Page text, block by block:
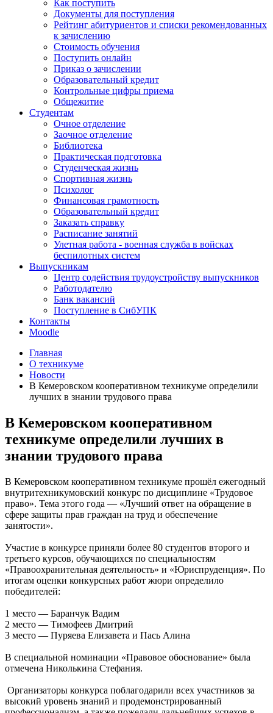
Как поступить
Документы для поступления
Рейтинг абитуриентов и списки рекомендованных
к зачислению
Стоимость обучения
Поступить онлайн
Приказ о зачислении
Образовательный кредит
Контрольные цифры приема
Общежитие
Студентам
Очное отделение
Заочное отделение
Библиотека
Практическая подготовка
Студенческая жизнь
Спортивная жизнь
Психолог
Финансовая грамотность
Образовательный кредит
Заказать справку
Расписание занятий
Улетная работа - военная служба в войсках
беспилотных систем
Выпускникам
Центр содействия трудоустройству выпускников
Работодателю
Банк вакансий
Поступление в СибУПК
Контакты
Moodle
Главная
О техникуме
Новости
В Кемеровском кооперативном техникуме определили
лучших в знании трудового права
В Кемеровском кооперативном
техникуме определили лучших в
знании трудового права
В Кемеровском кооперативном техникуме прошёл ежегодный
внутритехникумовский конкурс по дисциплине «Трудовое
право». Тема этого года — «Лучший ответ на обращение в
сфере защиты прав граждан на труд и обеспечение
занятости».
Участие в конкурсе приняли более 80 студентов второго и
третьего курсов, обучающихся по специальностям
«Правоохранительная деятельность» и «Юриспруденция». По
итогам оценки конкурсных работ жюри определило
победителей:
1 место — Баранчук Вадим
2 место — Тимофеев Дмитрий
3 место — Пуряева Елизавета и Пась Алина
В специальной номинации «Правовое обоснование» была
отмечена Николькина Стефания.
Организаторы конкурса поблагодарили всех участников за
высокий уровень знаний и продемонстрированный